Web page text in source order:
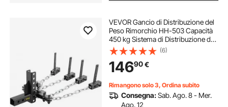
VEVOR Gancio di Distribuzione del
Peso Rimorchio HH-503 Capacità
450 kg Sistema di Distribuzione del
Peso di Traino per Camper,
Accessori per Carrozze per Cavalli,
Merci, Barche e Rimorchi Utilitari
(6)
14690€
Rimangono solo 3, Ordina subito
Consegna:Sab. Ago. 8 - Mer.
Ago. 12